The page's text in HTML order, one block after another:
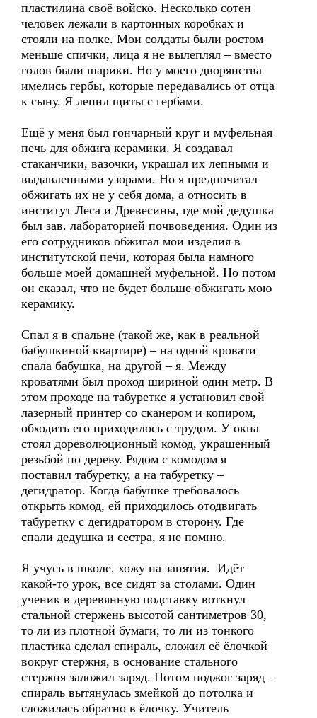
пластилина своё войско. Несколько сотен
человек лежали в картонных коробках и
стояли на полке. Мои солдаты были ростом
меньше спички, лица я не вылеплял – вместо
голов были шарики. Но у моего дворянства
имелись гербы, которые передавались от отца
к сыну. Я лепил щиты с гербами.
Ещё у меня был гончарный круг и муфельная
печь для обжига керамики. Я создавал
стаканчики, вазочки, украшал их лепными и
выдавленными узорами. Но я предпочитал
обжигать их не у себя дома, а относить в
институт Леса и Древесины, где мой дедушка
был зав. лабораторией почвоведения. Один из
его сотрудников обжигал мои изделия в
институтской печи, которая была намного
больше моей домашней муфельной. Но потом
он сказал, что не будет больше обжигать мою
керамику.
Спал я в спальне (такой же, как в реальной
бабушкиной квартире) – на одной кровати
спала бабушка, на другой – я. Между
кроватями был проход шириной один метр. В
этом проходе на табуретке я установил свой
лазерный принтер со сканером и копиром,
обходить его приходилось с трудом. У окна
стоял дореволюционный комод, украшенный
резьбой по дереву. Рядом с комодом я
поставил табуретку, а на табуретку –
дегидратор. Когда бабушке требовалось
открыть комод, ей приходилось отодвигать
табуретку с дегидратором в сторону. Где
спали дедушка и сестра, я не помню.
Я учусь в школе, хожу на занятия. Идёт
какой-то урок, все сидят за столами. Один
ученик в деревянную подставку воткнул
стальной стержень высотой сантиметров 30,
то ли из плотной бумаги, то ли из тонкого
пластика сделал спираль, сложил её ёлочкой
вокруг стержня, в основание стального
стержня заложил заряд. Потом поджог заряд –
спираль вытянулась змейкой до потолка и
сложилась обратно в ёлочку. Учитель